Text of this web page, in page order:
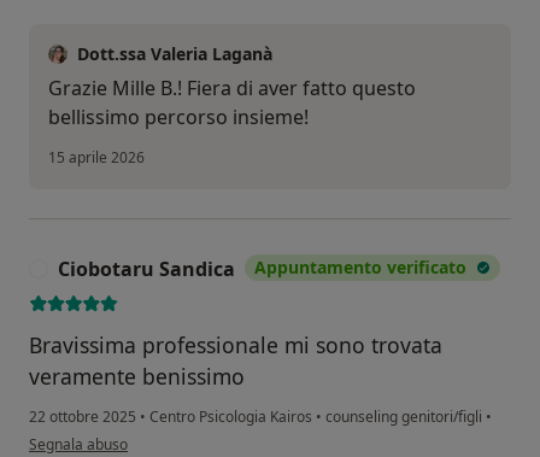
Dott.ssa Valeria Laganà
Grazie Mille B.! Fiera di aver fatto questo
bellissimo percorso insieme!
15 aprile 2026
Ciobotaru Sandica Appuntamento verificato
Bravissima professionale mi sono trovata
veramente benissimo
22 ottobre 2025 • Centro Psicologia Kairos • counseling genitori/figli •
secondo l'opinione dell'utente Ciobotaru Sandica
Segnala abuso